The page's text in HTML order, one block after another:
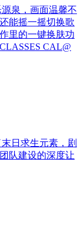
泉，画面温馨不
能摇一摇切换歌
里的一键换肤功
CAL@
日求生元素，剧
队建设的深度让